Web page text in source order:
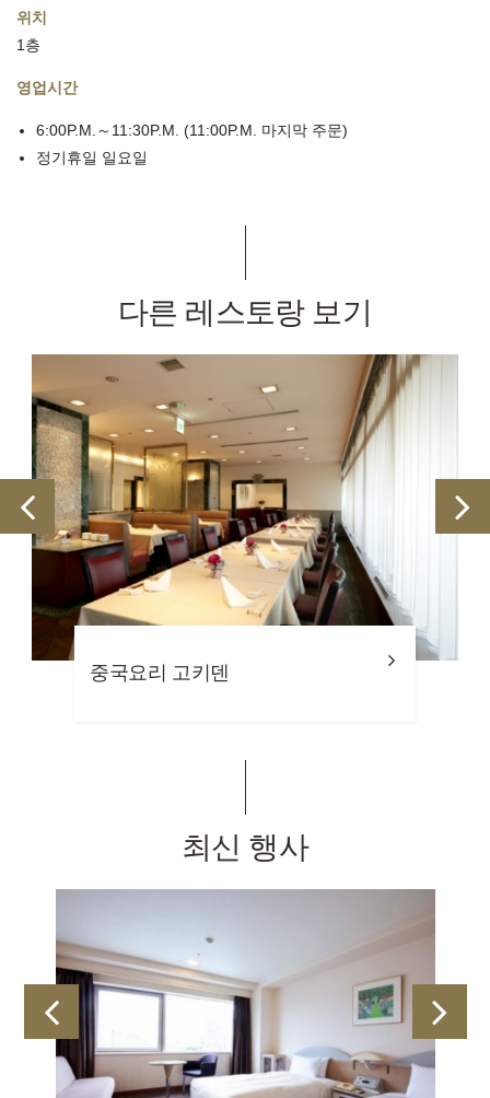
위치
1층
영업시간
6:00P.M.～11:30P.M. (11:00P.M. 마지막 주문)
정기휴일 일요일
다른 레스토랑 보기
뷔페 레스토랑 에투알
최신 행사